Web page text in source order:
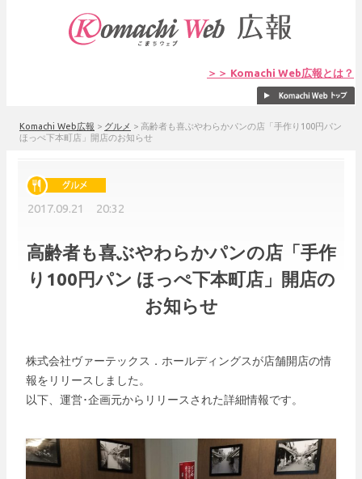
＞＞ Komachi Web広報とは？
Komachi Web広報 > グルメ > 高齢者も喜ぶやわらかパンの店「手作り100円パン
ほっぺ下本町店」開店のお知らせ
2017.09.21 20:32
高齢者も喜ぶやわらかパンの店「手作
り100円パン ほっぺ下本町店」開店の
お知らせ
株式会社ヴァーテックス．ホールディングスが店舗開店の情
報をリリースしました。
以下、運営･企画元からリリースされた詳細情報です。